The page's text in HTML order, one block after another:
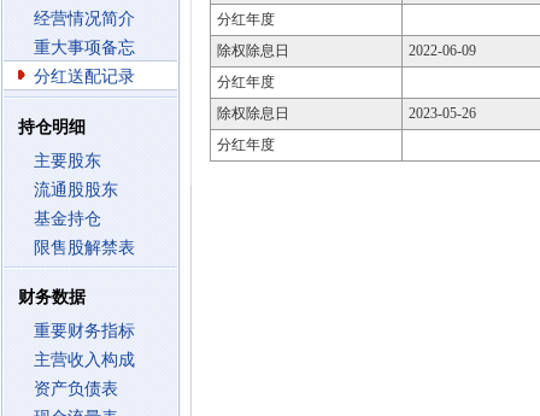
经营情况简介
重大事项备忘
分红送配记录
持仓明细
主要股东
流通股股东
基金持仓
限售股解禁表
财务数据
重要财务指标
主营收入构成
资产负债表
分红年度
除权除息日
2022-06-09
分红年度
除权除息日
2023-05-26
分红年度